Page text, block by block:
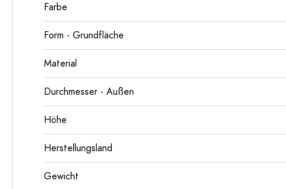
Farbe
Form - Grundfläche
Material
Durchmesser - Außen
Höhe
Herstellungsland
Gewicht